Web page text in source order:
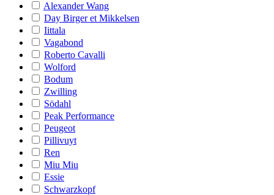
Alexander Wang
Day Birger et Mikkelsen
Iittala
Vagabond
Roberto Cavalli
Wolford
Bodum
Zwilling
Södahl
Peak Performance
Peugeot
Pillivuyt
Ren
Miu Miu
Essie
Schwarzkopf